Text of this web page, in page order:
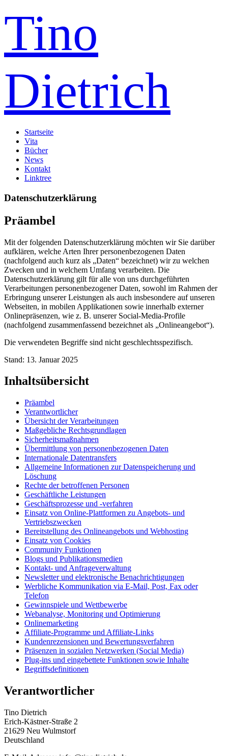
Tino
Dietrich
Startseite
Vita
Bücher
News
Kontakt
Linktree
Datenschutzerklärung
Präambel
Mit der folgenden Datenschutzerklärung möchten wir Sie darüber
aufklären, welche Arten Ihrer personenbezogenen Daten
(nachfolgend auch kurz als „Daten“ bezeichnet) wir zu welchen
Zwecken und in welchem Umfang verarbeiten. Die
Datenschutzerklärung gilt für alle von uns durchgeführten
Verarbeitungen personenbezogener Daten, sowohl im Rahmen der
Erbringung unserer Leistungen als auch insbesondere auf unseren
Webseiten, in mobilen Applikationen sowie innerhalb externer
Onlinepräsenzen, wie z. B. unserer Social-Media-Profile
(nachfolgend zusammenfassend bezeichnet als „Onlineangebot“).
Die verwendeten Begriffe sind nicht geschlechtsspezifisch.
Stand: 13. Januar 2025
Inhaltsübersicht
Präambel
Verantwortlicher
Übersicht der Verarbeitungen
Maßgebliche Rechtsgrundlagen
Sicherheitsmaßnahmen
Übermittlung von personenbezogenen Daten
Internationale Datentransfers
Allgemeine Informationen zur Datenspeicherung und
Löschung
Rechte der betroffenen Personen
Geschäftliche Leistungen
Geschäftsprozesse und -verfahren
Einsatz von Online-Plattformen zu Angebots- und
Vertriebszwecken
Bereitstellung des Onlineangebots und Webhosting
Einsatz von Cookies
Community Funktionen
Blogs und Publikationsmedien
Kontakt- und Anfrageverwaltung
Newsletter und elektronische Benachrichtigungen
Werbliche Kommunikation via E-Mail, Post, Fax oder
Telefon
Gewinnspiele und Wettbewerbe
Webanalyse, Monitoring und Optimierung
Onlinemarketing
Affiliate-Programme und Affiliate-Links
Kundenrezensionen und Bewertungsverfahren
Präsenzen in sozialen Netzwerken (Social Media)
Plug-ins und eingebettete Funktionen sowie Inhalte
Begriffsdefinitionen
Verantwortlicher
Tino Dietrich
Erich-Kästner-Straße 2
21629 Neu Wulmstorf
Deutschland